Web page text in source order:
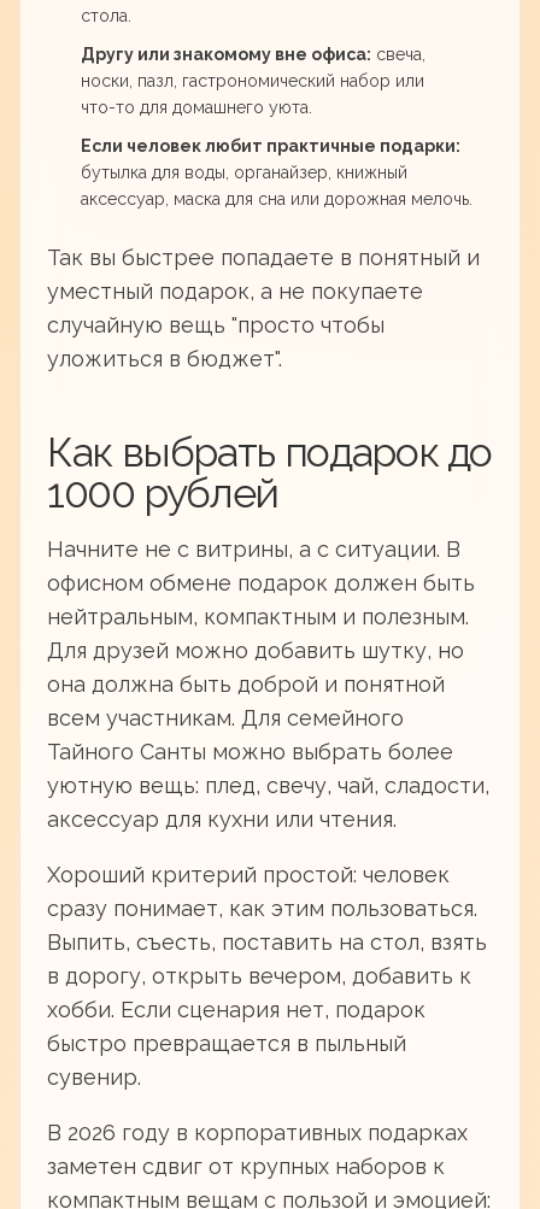
стола.
Другу или знакомому вне офиса: свеча,
носки, пазл, гастрономический набор или
что-то для домашнего уюта.
Если человек любит практичные подарки:
бутылка для воды, органайзер, книжный
аксессуар, маска для сна или дорожная мелочь.
Так вы быстрее попадаете в понятный и
уместный подарок, а не покупаете
случайную вещь "просто чтобы
уложиться в бюджет".
Как выбрать подарок до
1000 рублей
Начните не с витрины, а с ситуации. В
офисном обмене подарок должен быть
нейтральным, компактным и полезным.
Для друзей можно добавить шутку, но
она должна быть доброй и понятной
всем участникам. Для семейного
Тайного Санты можно выбрать более
уютную вещь: плед, свечу, чай, сладости,
аксессуар для кухни или чтения.
Хороший критерий простой: человек
сразу понимает, как этим пользоваться.
Выпить, съесть, поставить на стол, взять
в дорогу, открыть вечером, добавить к
хобби. Если сценария нет, подарок
быстро превращается в пыльный
сувенир.
В 2026 году в корпоративных подарках
заметен сдвиг от крупных наборов к
компактным вещам с пользой и эмоцией: